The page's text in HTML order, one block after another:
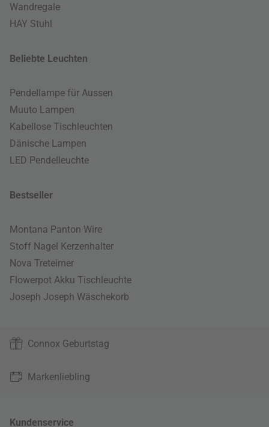
Wandregale
HAY Stuhl
Beliebte Leuchten
Pendellampe für Aussen
Muuto Lampen
Kabellose Tischleuchten
Dänische Lampen
LED Pendelleuchte
Bestseller
Montana Panton Wire
Stoff Nagel Kerzenhalter
Nova Treteimer
Flowerpot Akku Tischleuchte
Joseph Joseph Wäschekorb
Connox Geburtstag
Markenliebling
Kundenservice